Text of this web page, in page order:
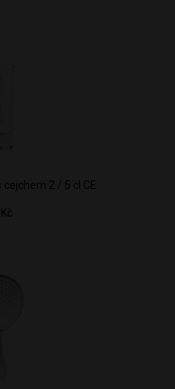
2 / 5 cl CE